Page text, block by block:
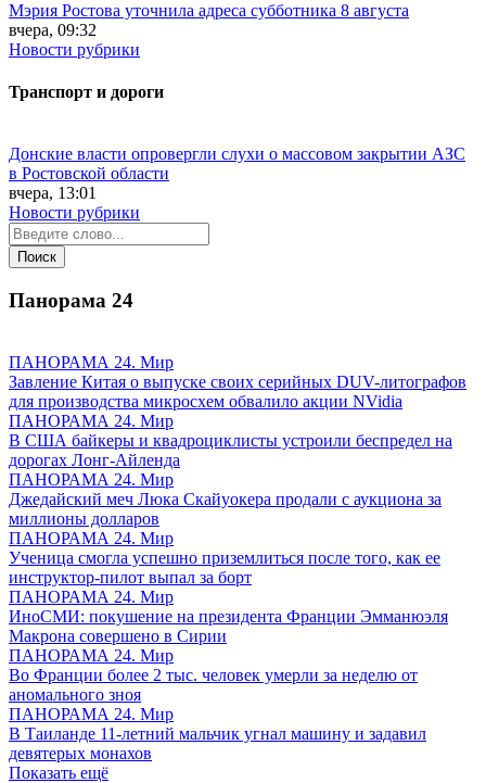
Мэрия Ростова уточнила адреса субботника 8 августа
вчера, 09:32
Новости рубрики
Транспорт и дороги
Донские власти опровергли слухи о массовом закрытии АЗС
в Ростовской области
вчера, 13:01
Новости рубрики
Панорама 24
ПАНОРАМА 24. Мир
Завление Китая о выпуске своих серийных DUV-литографов
для производства микросхем обвалило акции NVidia
ПАНОРАМА 24. Мир
В США байкеры и квадроциклисты устроили беспредел на
дорогах Лонг-Айленда
ПАНОРАМА 24. Мир
Джедайский меч Люка Скайуокера продали с аукциона за
миллионы долларов
ПАНОРАМА 24. Мир
Ученица смогла успешно приземлиться после того, как ее
инструктор-пилот выпал за борт
ПАНОРАМА 24. Мир
ИноСМИ: покушение на президента Франции Эмманюэля
Макрона совершено в Сирии
ПАНОРАМА 24. Мир
Во Франции более 2 тыс. человек умерли за неделю от
аномального зноя
ПАНОРАМА 24. Мир
В Таиланде 11-летний мальчик угнал машину и задавил
девятерых монахов
Показать ещё